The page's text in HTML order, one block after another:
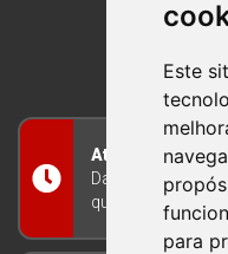
Este
para
BOM
RIO
Atendimento
Das 8h às 12h e
quinta-feira, e nas